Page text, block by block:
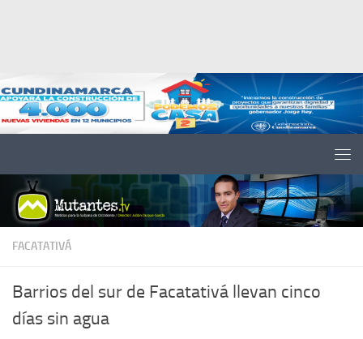
FACATATIVÁ
Barrios del sur de Facatativá llevan cinco
días sin agua